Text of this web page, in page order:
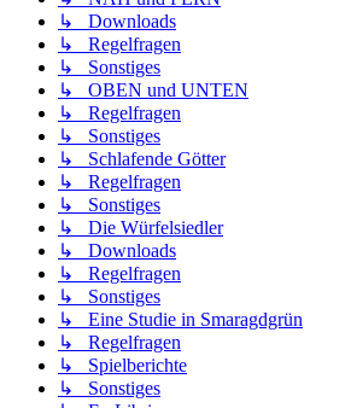
↳ Downloads
↳ Regelfragen
↳ Sonstiges
↳ OBEN und UNTEN
↳ Regelfragen
↳ Sonstiges
↳ Schlafende Götter
↳ Regelfragen
↳ Sonstiges
↳ Die Würfelsiedler
↳ Downloads
↳ Regelfragen
↳ Sonstiges
↳ Eine Studie in Smaragdgrün
↳ Regelfragen
↳ Spielberichte
↳ Sonstiges